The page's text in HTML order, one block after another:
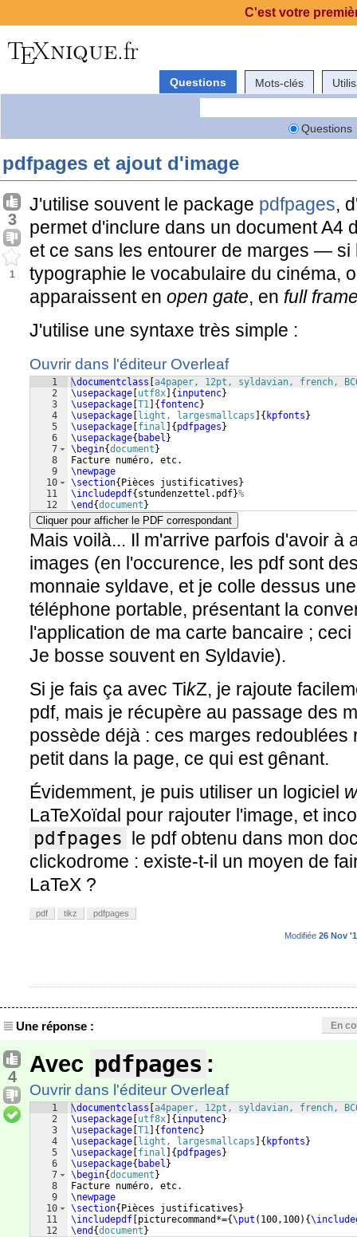
Questions Mots-clés
Questions
pdfpages et ajout d'image
3
1
J'utilise souvent le package pdfpages,
permet d'inclure dans un document A4
et ce sans les entourer de marges — si
typographie le vocabulaire du cinéma,
apparaissent en open gate, en full
J'utilise une syntaxe très simple :
Ouvrir dans l'éditeur Overleaf
1
2
3
4
5
6
7
8
9
10
11
12
\documentclass a4paper, 12pt, syldavian, french,
\usepackage utf8x { inputenc}
\usepackage T1 { fontenc}
\usepackage
light, largesmallcaps { kpfonts }
\usepackage final { pdfpages }
\usepackage{ babel }
\begin{document }
Facture numéro, etc.
\newpage
\section{ Pièces justificatives }
\includepdf{ stundenzettel.pdf}%
\end {document }
Cliquer pour afficher le PDF correspondant
Mais voilà... Il m'arrive parfois d'avoir à
images (en l'occurence, les pdf sont
monnaie syldave, et je colle dessus
téléphone portable, présentant la
l'application de ma carte bancaire ;
Je bosse souvent en Syldavie).
Si je fais ça avec TikZ, je rajoute
pdf, mais je récupère au passage des
possède déjà : ces marges redoublées
petit dans la page, ce qui est gênant.
Évidemment, je puis utiliser un logiciel
LaTeXoïdal pour rajouter l'image, et
pdfpages le pdf obtenu dans mon
clickodrome : existe-t-il un moyen de
LaTeX ?
pdf tikz pdfpages
Modifiée 26 Nov
Une réponse : En
4 Avec pdfpages :
Ouvrir dans l'éditeur Overleaf
1
2
3
4
5
6
7
8
9
10
11
12
\documentclass a4paper, 12pt, syldavian, french,
\usepackage utf8x { inputenc}
\usepackage T1 { fontenc}
\usepackage
light, largesmallcaps { kpfonts }
\usepackage final { pdfpages }
\usepackage{ babel }
\begin{document }
Facture numéro, etc.
\newpage
\section{ Pièces justificatives }
\includepdf picturecommand*={\put ( 100,100) {
\end {document }
C'est votre